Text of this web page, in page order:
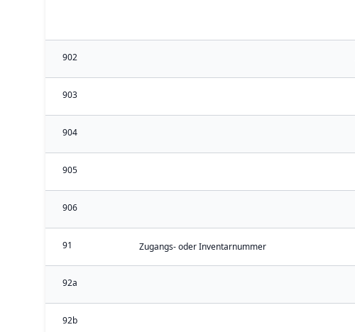
902
903
904
905
906
91 Zugangs- oder Inventarnummer
92a
92b